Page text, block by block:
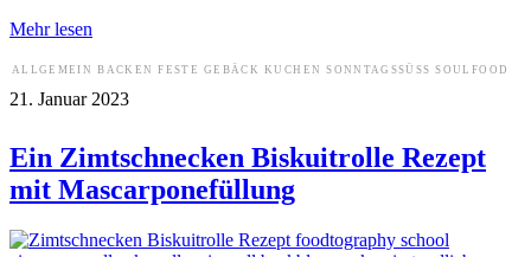
Mehr lesen
ALLGEMEIN BACKEN FESTE GEBÄCK KUCHEN SONNTAGSSÜSS SOULFOOD
21. Januar 2023
Ein Zimtschnecken Biskuitrolle Rezept
mit Mascarponefüllung